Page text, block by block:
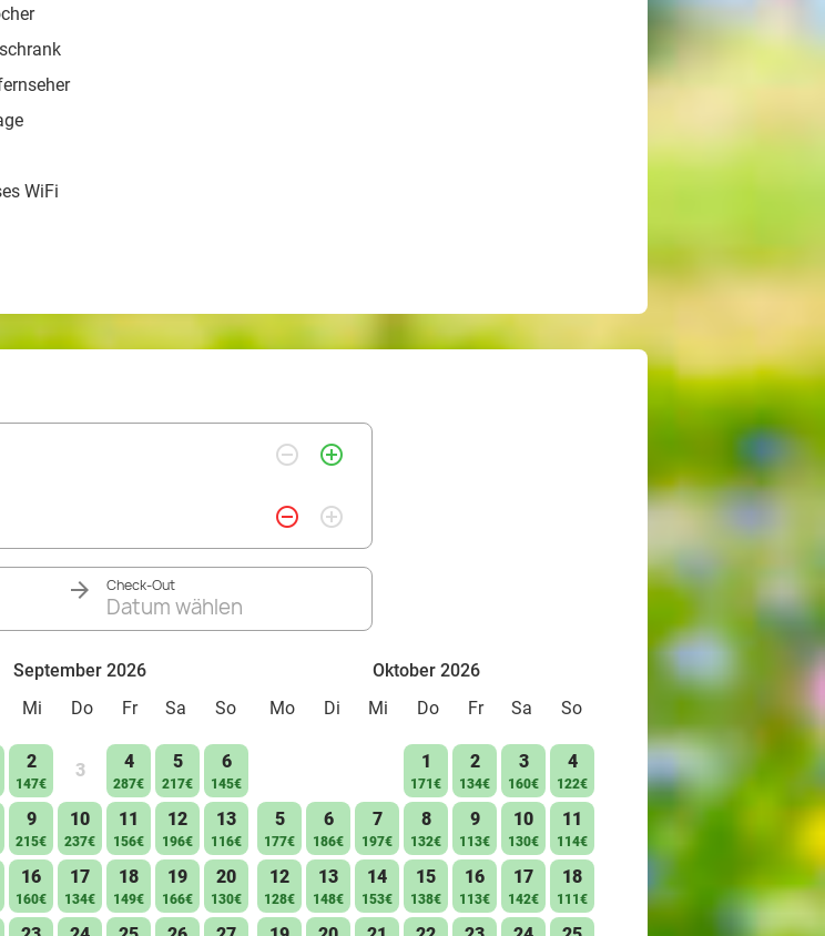
WiFi
remove_circle_outline add_circle_outline
remove_circle_outline add_circle_outline
Check-Out
Datum wählen
September 2026
Mi Do Fr Sa So
2
147€
3 4
287€
5
217€
6
145€
9
215€
10
237€
11
156€
12
196€
13
116€
16
160€
17
134€
18
149€
19
166€
20
130€
Oktober 2026
Mo
Di Mi Do Fr Sa So
1
171€
2
134€
3
160€
4
122€
5
177€
6
186€
7
197€
8
132€
9
113€
10
130€
11
114€
12
128€
13
148€
14
153€
15
138€
16
113€
17
142€
18
111€